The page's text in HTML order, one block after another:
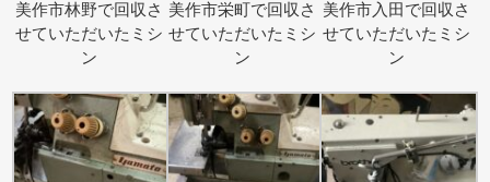
美作市林野で回収さ
せていただいたミシ
ン
美作市栄町で回収さ
せていただいたミシ
ン
美作市入田で回収さ
せていただいたミシ
ン